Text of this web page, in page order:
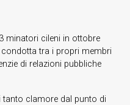
minatori cileni in ottobre
condotta tra i propri membri
di relazioni pubbliche
tanto clamore dal punto di